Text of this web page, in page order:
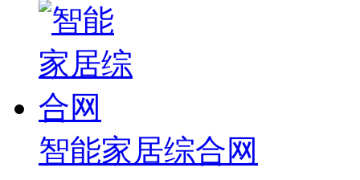
智能家居综合网